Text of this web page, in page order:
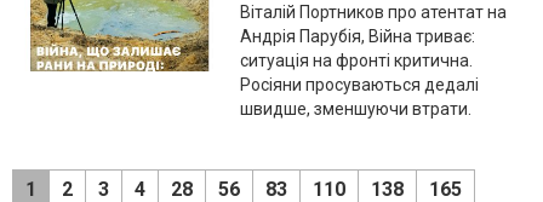
Віталій Портников про атентат на
Андрія Парубія, Війна триває:
ситуація на фронті критична.
Росіяни просуваються дедалі
швидше, зменшуючи втрати.
1 2 3 4 28 56 83 110 138
165